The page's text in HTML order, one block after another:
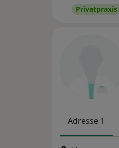
Privatpraxis
Adresse 1